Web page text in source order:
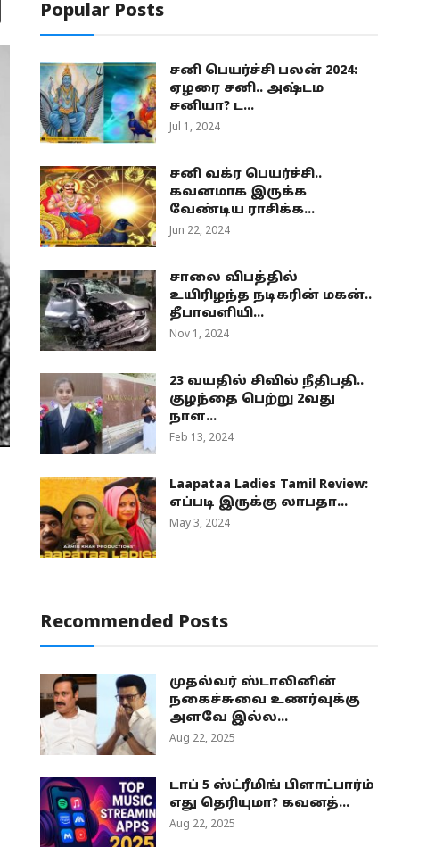
Popular Posts
சனி பெயர்ச்சி பலன் 2024:
ஏழரை சனி.. அஷ்டம
சனியா? ட...
Jul 1, 2024
சனி வக்ர பெயர்ச்சி..
கவனமாக இருக்க
வேண்டிய ராசிக்க...
Jun 22, 2024
சாலை விபத்தில்
உயிரிழந்த நடிகரின் மகன்..
தீபாவளியி...
Nov 1, 2024
23 வயதில் சிவில் நீதிபதி..
குழந்தை பெற்று 2வது
நாள...
Feb 13, 2024
Laapataa Ladies Tamil Review:
எப்படி இருக்கு லாபதா...
May 3, 2024
Recommended Posts
முதல்வர் ஸ்டாலினின்
நகைச்சுவை உணர்வுக்கு
அளவே இல்ல...
Aug 22, 2025
டாப் 5 ஸ்ட்ரீமிங் பிளாட்பார்ம்
எது தெரியுமா? கவனத்...
Aug 22, 2025